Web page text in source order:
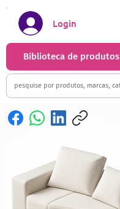
Biblioteca de produtos
Login